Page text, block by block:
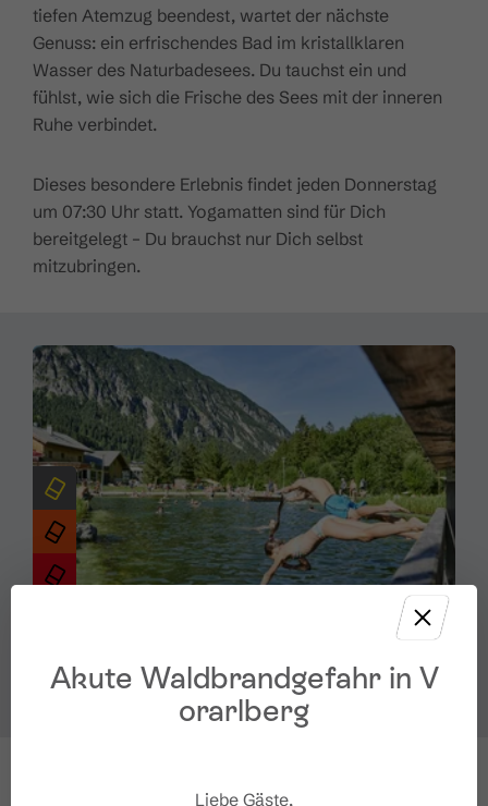
tiefen Atemzug beendest, wartet der nächste
Genuss: ein erfrischendes Bad im kristallklaren
Wasser des Naturbadesees. Du tauchst ein und
fühlst, wie sich die Frische des Sees mit der inneren
Ruhe verbindet.
Dieses besondere Erlebnis findet jeden Donnerstag
um 07:30 Uhr statt. Yogamatten sind für Dich
bereitgelegt – Du brauchst nur Dich selbst
mitzubringen.
Naturbadesee "Alvierbad"
Öffnungszeiten
Akute Waldbrandgefahr in V
orarlberg
Liebe Gäste,